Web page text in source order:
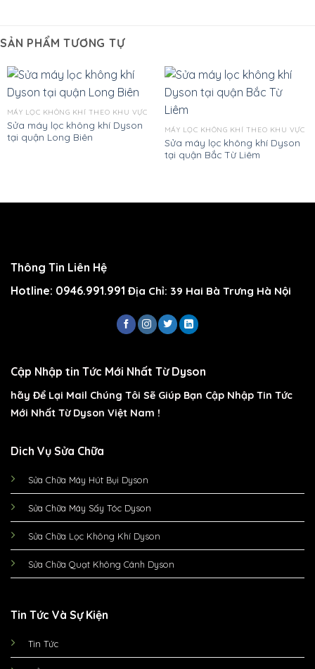
SẢN PHẨM TƯƠNG TỰ
MÁY LỌC KHÔNG KHÍ THEO KHU VỰC
Sửa máy lọc không khí Dyson
tại quận Long Biên
MÁY LỌC KHÔNG KHÍ THEO KHU VỰC
Sửa máy lọc không khí Dyson
tại quận Bắc Từ Liêm
Thông Tin Liên Hệ
Hotline: 0946.991.991 Địa Chỉ: 39 Hai Bà Trưng Hà Nội
Dich Vụ Sửa Chữa
Sửa Chữa Máy Hút Bụi Dyson
Sửa Chữa Máy Sấy Tóc Dyson
Sửa Chữa Lọc Không Khí Dyson
Sửa Chữa Quạt Không Cánh Dyson
Tin Tức Và Sự Kiện
Tin Tức
Cập Nhập tin Tức Mới Nhất Từ Dyson
hãy Để Lại Mail Chúng Tôi Sẽ Giúp Bạn Cập Nhập Tin Tức
Mới Nhất Từ Dyson Việt Nam !